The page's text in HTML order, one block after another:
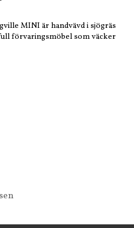
MINI är handvävd i sjögräs
förvaringsmöbel som väcker